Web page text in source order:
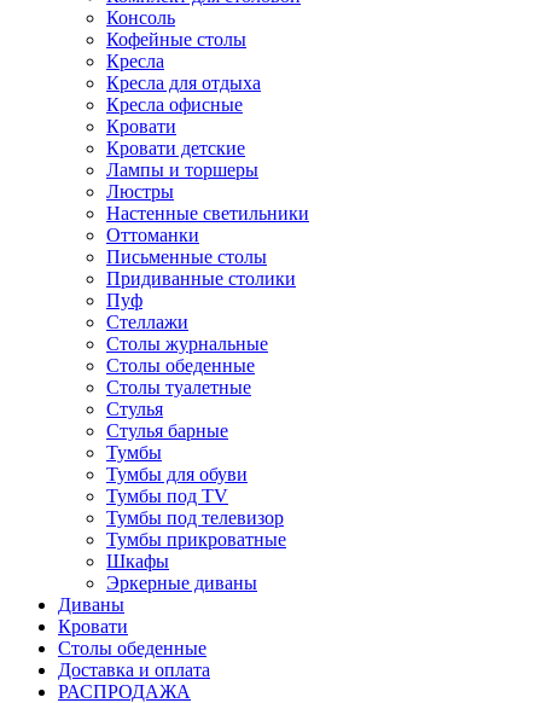
Консоль
Кофейные столы
Кресла
Кресла для отдыха
Кресла офисные
Кровати
Кровати детские
Лампы и торшеры
Люстры
Настенные светильники
Оттоманки
Письменные столы
Придиванные столики
Пуф
Стеллажи
Столы журнальные
Столы обеденные
Столы туалетные
Стулья
Стулья барные
Тумбы
Тумбы для обуви
Тумбы под TV
Тумбы под телевизор
Тумбы прикроватные
Шкафы
Эркерные диваны
Диваны
Кровати
Столы обеденные
Доставка и оплата
РАСПРОДАЖА